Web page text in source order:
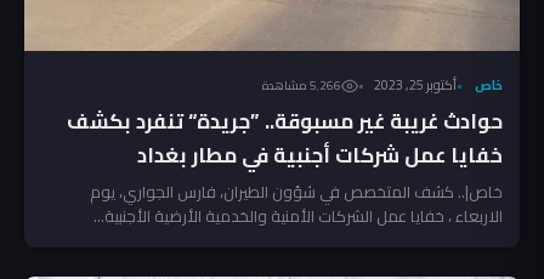
خاص أكتوبر 25, 2023 5٬266 مشاهدة
حوادث غريبة غير مسبوقة.. ”جريدة“ تنفرد بكشف
خفايا عمل شركات أجنبية في مطار بغداد
خاص|.. كشف المتخصص في شؤون الطيران، فارس الجواري، يوم
الاربعاء ، خفايا عمل الشركات الأمنية والخدمية الأرضية الأجنبية...